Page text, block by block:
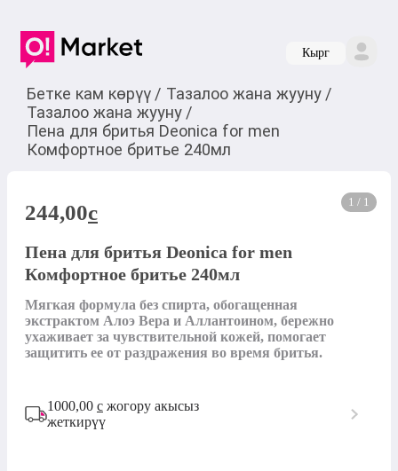
Кырг
Бетке кам көрүү / Тазалоо жана жууну /
Тазалоо жана жууну /
Пена для бритья Deonica for men
Комфортное бритье 240мл
1 / 1
244,00c
Пена для бритья Deonica for men
Комфортное бритье 240мл
Мягкая формула без спирта, обогащенная
экстрактом Алоэ Вера и Аллантоином, бережно
ухаживает за чувствительной кожей, помогает
защитить ее от раздражения во время бритья.
1000,00 с жогору акысыз
жеткирүү